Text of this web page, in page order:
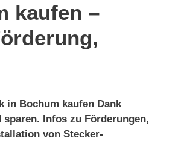
kaufen –
in Bochum kaufen Dank
sparen. Infos zu Förderungen,
von Stecker-